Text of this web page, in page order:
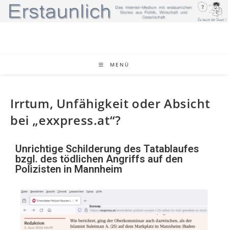
MENÜ
Irrtum, Unfähigkeit oder Absicht
bei „exxpress.at“?
Unrichtige Schilderung des Tatablaufes
bzgl. des tödlichen Angriffs auf den
Polizisten in Mannheim